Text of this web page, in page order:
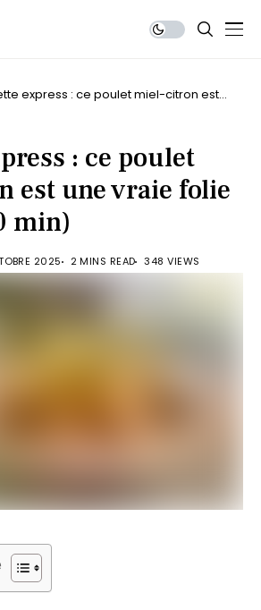
express : ce poulet miel-citron est
: ce poulet
est une vraie folie
min)
2025 2 MINS READ 348 VIEWS